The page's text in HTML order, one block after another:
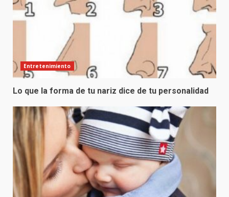
Entretenimiento
Lo que la forma de tu nariz dice de tu personalidad